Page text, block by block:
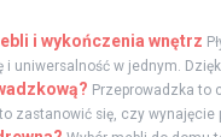
i wykończenia wnętrz
i uniwersalność w jednym.
Przeprowadzka to
zastanowić się, czy